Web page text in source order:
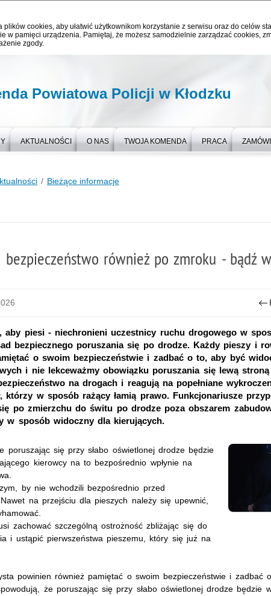
plików cookies, aby ułatwić użytkownikom korzystanie z serwisu oraz do celów
w pamięci urządzenia. Pamiętaj, że możesz samodzielnie zarządzać cookies,
zgody.
Powiatowa Policji w Kłodzku
AKTUALNOŚCI O NAS TWOJA KOMENDA PRACA
Bieżące informacje
również po zmroku - bądź
aby piesi - niechronieni uczestnicy ruchu drogowego w
bezpiecznego poruszania się po drodze. Każdy pieszy i
o swoim bezpieczeństwie i zadbać o to, aby być
i nie lekceważmy obowiązku poruszania się lewą
na drogach i reagują na popełniane
którzy w sposób rażący łamią prawo. Funkcjonariusze
po zmierzchu do świtu po drodze poza obszarem
w sposób widoczny dla kierujących.
poruszając się przy słabo oświetlonej drodze będzie
kierowcy na to bezpośrednio wpłynie na
by nie wchodzili bezpośrednio przed
na przejściu dla pieszych należy się upewnić,
zachować szczególną ostrożność zbliżając się do
i ustąpić pierwszeństwa pieszemu, który się już na
powinien również pamiętać o swoim bezpieczeństwie i zadbać
że poruszając się przy słabo oświetlonej drodze będzie